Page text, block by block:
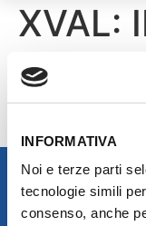
INFORMATIVA
Noi e terze parti
tecnologie simili
consenso, anche
XVAL: